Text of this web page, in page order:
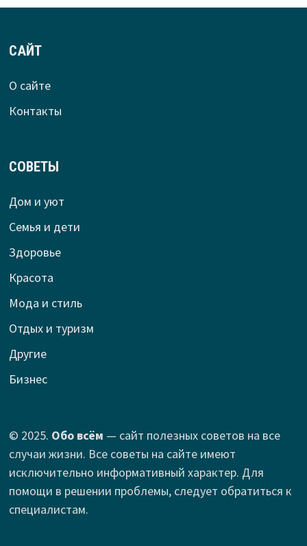
САЙТ
О сайте
Контакты
СОВЕТЫ
Дом и уют
Семья и дети
Здоровье
Красота
Мода и стиль
Отдых и туризм
Другие
Бизнес
© 2025. Обо всём — сайт полезных советов на все
случаи жизни. Все советы на сайте имеют
исключительно информативный характер. Для
помощи в решении проблемы, следует обратиться к
специалистам.